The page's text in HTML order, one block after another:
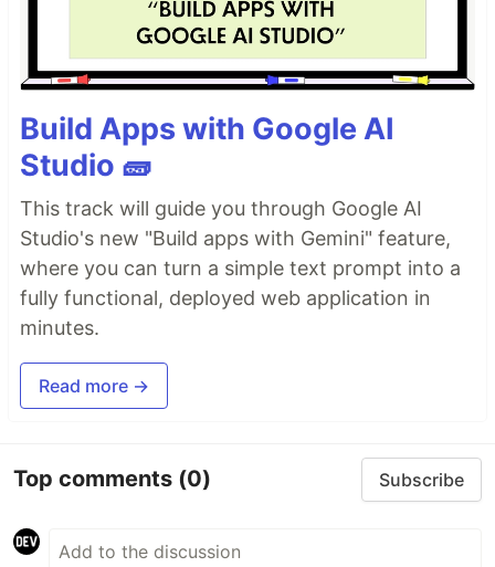
Build Apps with Google AI
Studio 🧱
This track will guide you through Google AI
Studio's new "Build apps with Gemini" feature,
where you can turn a simple text prompt into a
fully functional, deployed web application in
minutes.
Read more →
Top comments (0) Subscribe